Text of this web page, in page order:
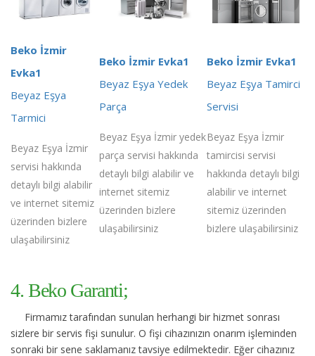
Beko İzmir
Evka1
Beyaz Eşya
Tarmici
Beyaz Eşya İzmir
servisi hakkında
detaylı bilgi alabilir
ve internet sitemiz
üzerinden bizlere
ulaşabilirsiniz
Beko İzmir Evka1
Beyaz Eşya Yedek
Parça
Beyaz Eşya İzmir yedek
parça servisi hakkında
detaylı bilgi alabilir ve
internet sitemiz
üzerinden bizlere
ulaşabilirsiniz
Beko İzmir Evka1
Beyaz Eşya Tamirci
Servisi
Beyaz Eşya İzmir
tamircisi servisi
hakkında detaylı bilgi
alabilir ve internet
sitemiz üzerinden
bizlere ulaşabilirsiniz
4. Beko Garanti;
Firmamız tarafından sunulan herhangi bir hizmet sonrası
sizlere bir servis fişi sunulur. O fişi cihazınızın onarım işleminden
sonraki bir sene saklamanız tavsiye edilmektedir. Eğer cihazınız